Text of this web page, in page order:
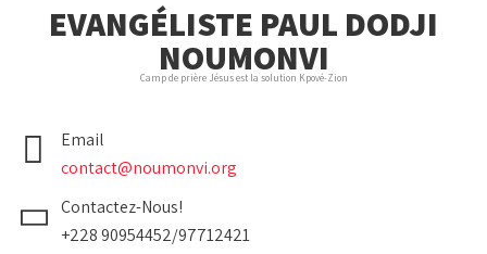
EVANGÉLISTE PAUL DODJI
NOUMONVI
Camp de prière Jésus est la solution Kpové-Zion
Email
contact@noumonvi.org
Contactez-Nous!
+228 90954452/97712421